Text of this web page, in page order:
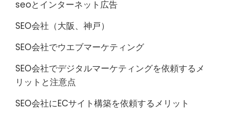
seoとインターネット広告
SEO会社（大阪、神戸）
SEO会社でウエブマーケティング
SEO会社でデジタルマーケティングを依頼するメ
リットと注意点
SEO会社にECサイト構築を依頼するメリット